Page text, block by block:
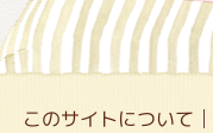
このサイトについて